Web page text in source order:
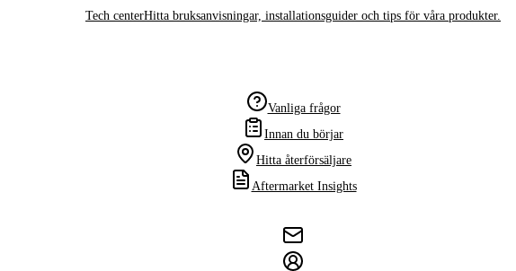
Tech centerHitta bruksanvisningar, installationsguider och tips för våra produkter.
Vanliga frågor
Innan du börjar
Hitta återförsäljare
Aftermarket Insights